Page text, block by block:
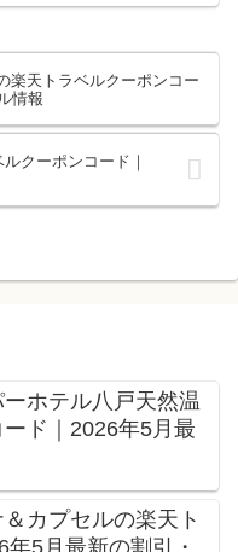
楽天トラベルクーポンコー
情報
クーポンコード｜
ホテル八戸天然温
ド｜2026年5月最
カプセルの楽天ト
5月最新の割引・